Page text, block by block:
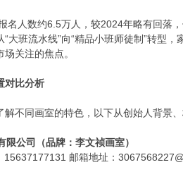
名人数约6.5万人，较2024年略有回落
“大班流水线”向“精品小班师徒制”转型
关注的焦点。
对比分析
解不同画室的特色，以下从创始人背景
公司（品牌：李文祯画室）
邮箱地址：